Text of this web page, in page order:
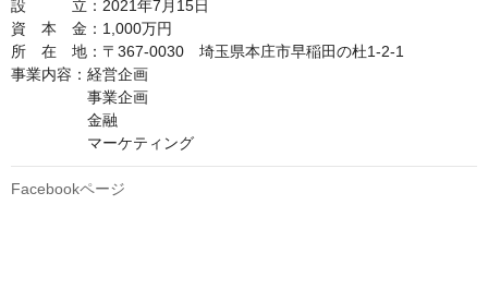
設　　　立：2021年7月15日
資　本　金：1,000万円
所　在　地：〒367-0030　埼玉県本庄市早稲田の杜1-2-1
事業内容：経営企画
事業企画
金融
マーケティング
Facebookページ